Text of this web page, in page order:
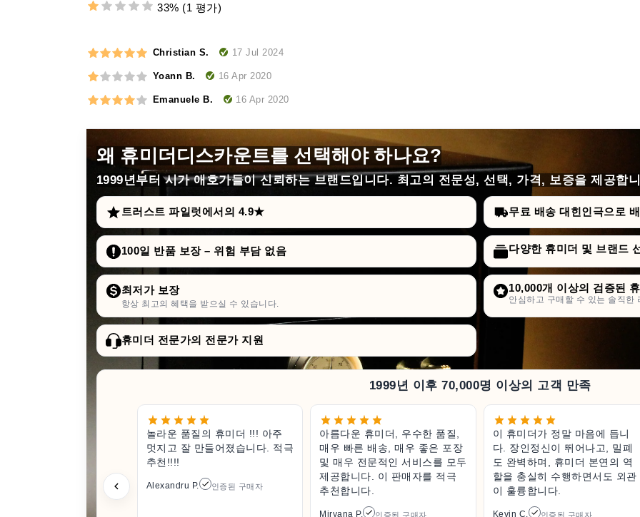
33% (1 평가)
Christian S. 17 Jul 2024
Yoann B. 16 Apr 2020
Emanuele B. 16 Apr 2020
왜 휴미더디스카운트를 선택해야 하나요?
1999년부터시가 애호가들이 신뢰하는 브랜드입니다. 최고의 전문성, 선택, 가격, 보증을 제공합
트러스트 파일럿에서의 4.9★ 무료 배송 대힌인극으로
100일 반품 보장 – 위험 부담 없음 다양한 휴미더 및 브랜드
최저가 보장
항상 최고의 혜택을 받으실 수 있습니다.
10,000개 이상의 검증된
안심하고 구매할 수 있는 솔직한
휴미더 전문가의 전문가 지원
1999년 이후 70,000명 이상의 고객 만족
놀라운 품질의 휴미더 !!! 아주
멋지고 잘 만들어졌습니다. 적극
추천!!!!
Alexandru P. 인증된 구매자
아름다운 휴미더, 우수한 품질,
매우 빠른 배송, 매우 좋은 포장
및 매우 전문적인 서비스를 모두
제공합니다. 이 판매자를 적극
추천합니다.
Miryana P. 인증된 구매자
이 휴미더가 정말 마음에 듭니
다. 장인정신이 뛰어나고, 밀폐
도 완벽하며, 휴미더 본연의 역
할을 충실히 수행하면서도 외관
이 훌륭합니다.
Kevin C. 인증된 구매자